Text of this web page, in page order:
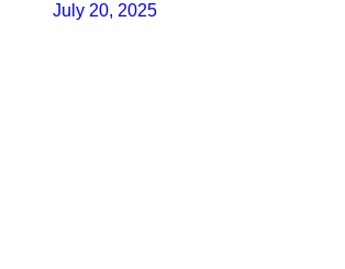
July 20, 2025